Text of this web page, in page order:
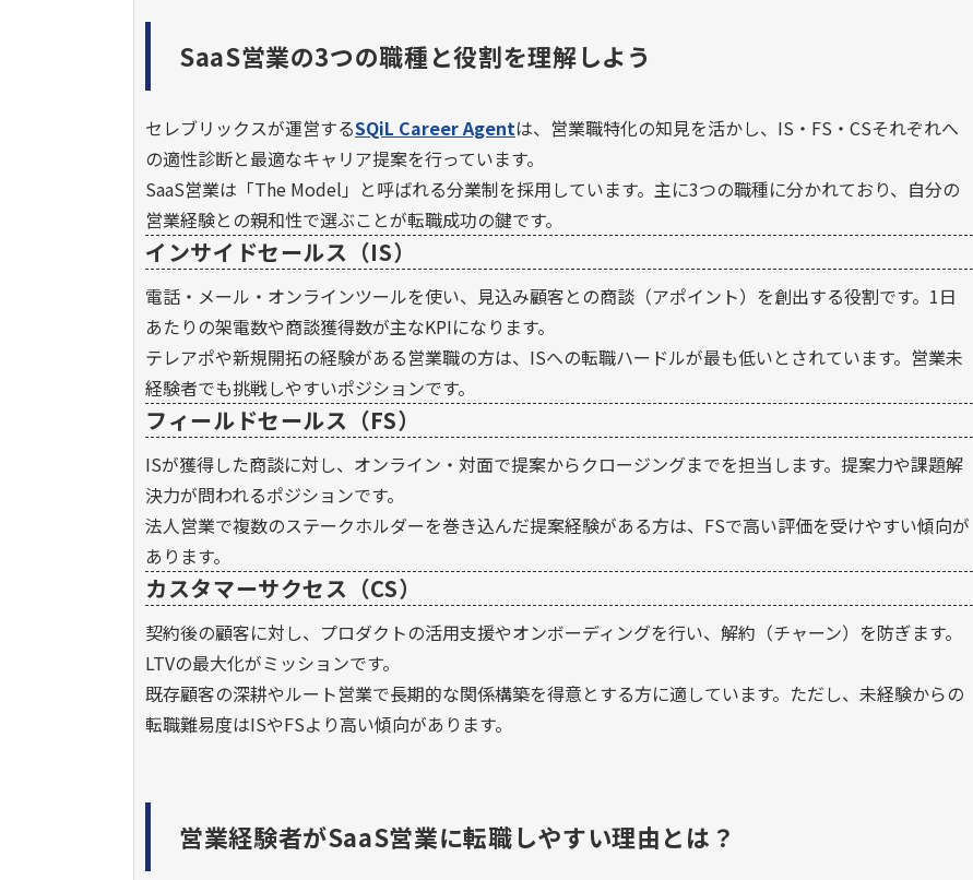
SaaS営業の3つの職種と役割を理解しよう
セレブリックスが運営するSQiL Career Agentは、営業職特化の知見を活かし、IS・FS・CSそれぞれへ
の適性診断と最適なキャリア提案を行っています。
SaaS営業は「The Model」と呼ばれる分業制を採用しています。主に3つの職種に分かれており、自分の
営業経験との親和性で選ぶことが転職成功の鍵です。
インサイドセールス（IS）
電話・メール・オンラインツールを使い、見込み顧客との商談（アポイント）を創出する役割です。1日
あたりの架電数や商談獲得数が主なKPIになります。
テレアポや新規開拓の経験がある営業職の方は、ISへの転職ハードルが最も低いとされています。営業未
経験者でも挑戦しやすいポジションです。
フィールドセールス（FS）
ISが獲得した商談に対し、オンライン・対面で提案からクロージングまでを担当します。提案力や課題解
決力が問われるポジションです。
法人営業で複数のステークホルダーを巻き込んだ提案経験がある方は、FSで高い評価を受けやすい傾向が
あります。
カスタマーサクセス（CS）
契約後の顧客に対し、プロダクトの活用支援やオンボーディングを行い、解約（チャーン）を防ぎます。
LTVの最大化がミッションです。
既存顧客の深耕やルート営業で長期的な関係構築を得意とする方に適しています。ただし、未経験からの
転職難易度はISやFSより高い傾向があります。
営業経験者がSaaS営業に転職しやすい理由とは？